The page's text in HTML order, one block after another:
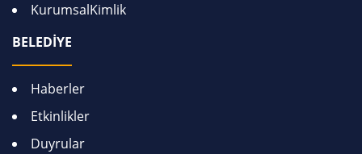
KurumsalKimlik
BELEDİYE
Haberler
Etkinlikler
Duyrular